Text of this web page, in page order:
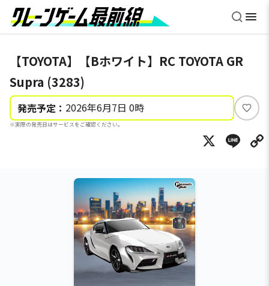
【TOYOTA】【Bホワイト】RC TOYOTA GR
Supra (3283)
発売予定： 2026年6月7日 0時
※実際の発売日はサービスをご確認ください。
い
ね
X